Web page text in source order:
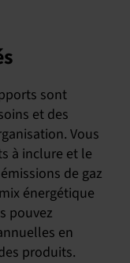
sont
et des
Vous
à inclure et le
de gaz
énergétique
pouvez
en
produits.